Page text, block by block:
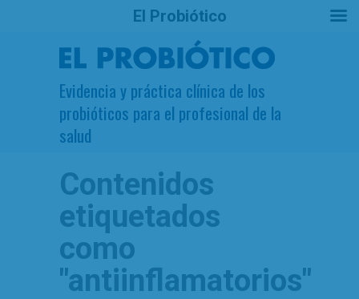
Evidencia y práctica clínica de los
probióticos para el profesional de la
salud
Contenidos
etiquetados
como
"antiinflamatorios"
El Probiótico